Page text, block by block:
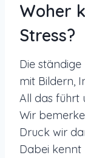
Woher
Stress?
Die ständige
mit Bildern,
All das führt
Wir
Druck wir
Dabei